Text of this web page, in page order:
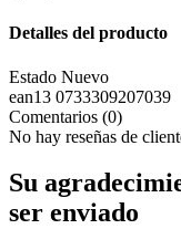
Detalles del producto
Estado Nuevo
ean13 0733309207039
Comentarios (0)
No hay reseñas de
Su
ser enviado